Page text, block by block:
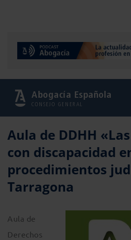
Abogacía Española
CONSEJO GENERAL
Aula de DDHH
con discapacidad
procedimientos
Tarragona
Aula de
Derechos